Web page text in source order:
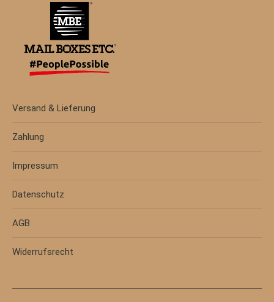
Versand & Lieferung
Zahlung
Impressum
Datenschutz
AGB
Widerrufsrecht